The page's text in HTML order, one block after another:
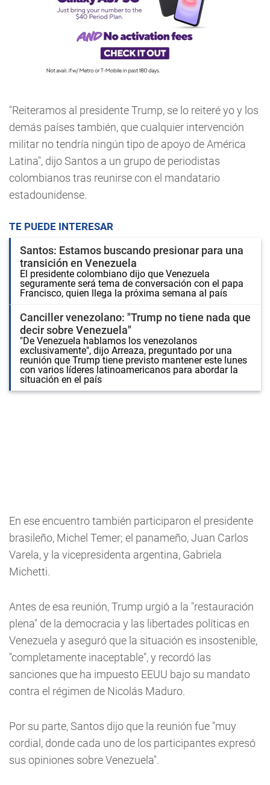
"Reiteramos al presidente Trump, se lo reiteré yo y los
demás países también, que cualquier intervención
militar no tendría ningún tipo de apoyo de América
Latina", dijo Santos a un grupo de periodistas
colombianos tras reunirse con el mandatario
estadounidense.
TE PUEDE INTERESAR
Santos: Estamos buscando presionar para una
transición en Venezuela
El presidente colombiano dijo que Venezuela
seguramente será tema de conversación con el papa
Francisco, quien llega la próxima semana al país
Canciller venezolano: "Trump no tiene nada que
decir sobre Venezuela"
"De Venezuela hablamos los venezolanos
exclusivamente", dijo Arreaza, preguntado por una
reunión que Trump tiene previsto mantener este lunes
con varios líderes latinoamericanos para abordar la
situación en el país
En ese encuentro también participaron el presidente
brasileño, Michel Temer; el panameño, Juan Carlos
Varela, y la vicepresidenta argentina, Gabriela
Michetti.
Antes de esa reunión, Trump urgió a la "restauración
plena" de la democracia y las libertades políticas en
Venezuela y aseguró que la situación es insostenible,
"completamente inaceptable", y recordó las
sanciones que ha impuesto EEUU bajo su mandato
contra el régimen de Nicolás Maduro.
Por su parte, Santos dijo que la reunión fue "muy
cordial, donde cada uno de los participantes expresó
sus opiniones sobre Venezuela".